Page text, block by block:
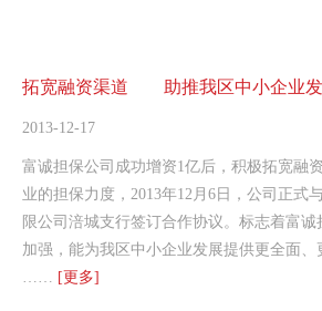
拓宽融资渠道 助推我区中小企业
2013-12-17
富诚担保公司成功增资1亿后，积极拓宽融
业的担保力度，2013年12月6日，公司正式
限公司涪城支行签订合作协议。标志着富诚
加强，能为我区中小企业发展提供更全面、
…… [更多]